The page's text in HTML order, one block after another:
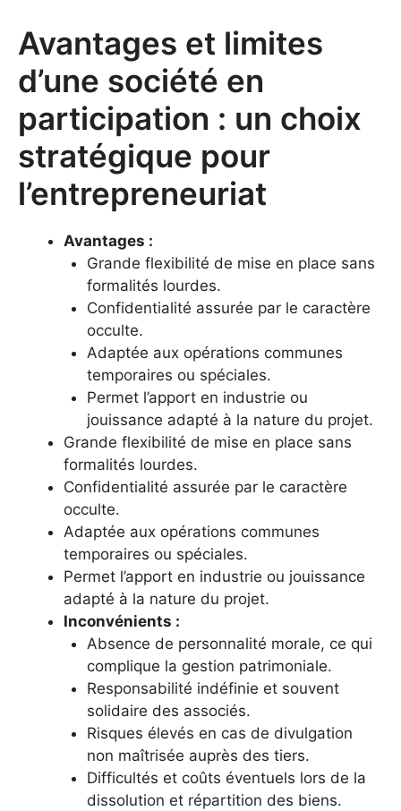
Avantages et limites
d’une société en
participation : un choix
stratégique pour
l’entrepreneuriat
Avantages :
Grande flexibilité de mise en place sans
formalités lourdes.
Confidentialité assurée par le caractère
occulte.
Adaptée aux opérations communes
temporaires ou spéciales.
Permet l’apport en industrie ou
jouissance adapté à la nature du projet.
Grande flexibilité de mise en place sans
formalités lourdes.
Confidentialité assurée par le caractère
occulte.
Adaptée aux opérations communes
temporaires ou spéciales.
Permet l’apport en industrie ou jouissance
adapté à la nature du projet.
Inconvénients :
Absence de personnalité morale, ce qui
complique la gestion patrimoniale.
Responsabilité indéfinie et souvent
solidaire des associés.
Risques élevés en cas de divulgation
non maîtrisée auprès des tiers.
Difficultés et coûts éventuels lors de la
dissolution et répartition des biens.